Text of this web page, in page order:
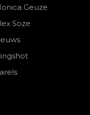
Geuze
Soze